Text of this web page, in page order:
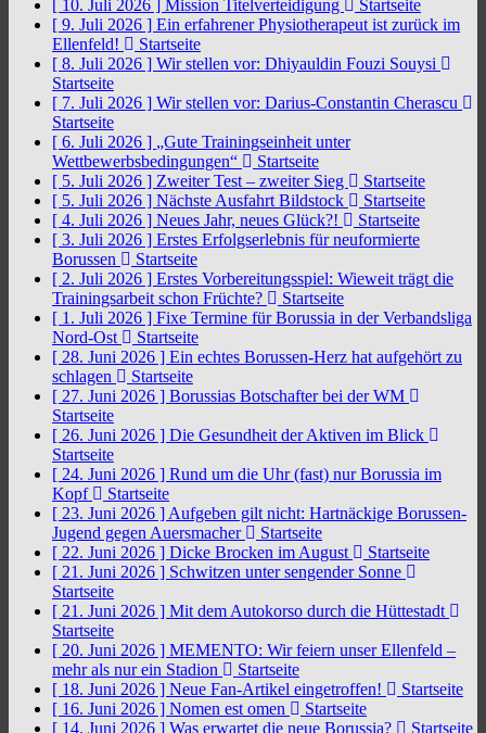
[ 10. Juli 2026 ] Mission Titelverteidigung
Startseite
[ 9. Juli 2026 ] Ein erfahrener Physiotherapeut ist zurück im
Ellenfeld!
Startseite
[ 8. Juli 2026 ] Wir stellen vor: Dhiyauldin Fouzi Souysi
Startseite
[ 7. Juli 2026 ] Wir stellen vor: Darius-Constantin Cherascu
Startseite
[ 6. Juli 2026 ] „Gute Trainingseinheit unter
Wettbewerbsbedingungen“
Startseite
[ 5. Juli 2026 ] Zweiter Test – zweiter Sieg
Startseite
[ 5. Juli 2026 ] Nächste Ausfahrt Bildstock
Startseite
[ 4. Juli 2026 ] Neues Jahr, neues Glück?!
Startseite
[ 3. Juli 2026 ] Erstes Erfolgserlebnis für neuformierte
Borussen
Startseite
[ 2. Juli 2026 ] Erstes Vorbereitungsspiel: Wieweit trägt die
Trainingsarbeit schon Früchte?
Startseite
[ 1. Juli 2026 ] Fixe Termine für Borussia in der Verbandsliga
Nord-Ost
Startseite
[ 28. Juni 2026 ] Ein echtes Borussen-Herz hat aufgehört zu
schlagen
Startseite
[ 27. Juni 2026 ] Borussias Botschafter bei der WM
Startseite
[ 26. Juni 2026 ] Die Gesundheit der Aktiven im Blick
Startseite
[ 24. Juni 2026 ] Rund um die Uhr (fast) nur Borussia im
Kopf
Startseite
[ 23. Juni 2026 ] Aufgeben gilt nicht: Hartnäckige Borussen-
Jugend gegen Auersmacher
Startseite
[ 22. Juni 2026 ] Dicke Brocken im August
Startseite
[ 21. Juni 2026 ] Schwitzen unter sengender Sonne
Startseite
[ 21. Juni 2026 ] Mit dem Autokorso durch die Hüttestadt
Startseite
[ 20. Juni 2026 ] MEMENTO: Wir feiern unser Ellenfeld –
mehr als nur ein Stadion
Startseite
[ 18. Juni 2026 ] Neue Fan-Artikel eingetroffen!
Startseite
[ 16. Juni 2026 ] Nomen est omen
Startseite
[ 14. Juni 2026 ] Was erwartet die neue Borussia?
Startseite